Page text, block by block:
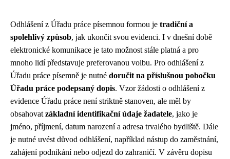
Odhlášení z Úřadu práce písemnou formou je tradiční a
spolehlivý způsob, jak ukončit svou evidenci. I v dnešní době
elektronické komunikace je tato možnost stále platná a pro
mnoho lidí představuje preferovanou volbu. Pro odhlášení z
Úřadu práce písemně je nutné doručit na příslušnou pobočku
Úřadu práce podepsaný dopis. Vzor žádosti o odhlášení z
evidence Úřadu práce není striktně stanoven, ale měl by
obsahovat základní identifikační údaje žadatele, jako je
jméno, příjmení, datum narození a adresa trvalého bydliště. Dále
je nutné uvést důvod odhlášení, například nástup do zaměstnání,
zahájení podnikání nebo odjezd do zahraničí. V závěru dopisu